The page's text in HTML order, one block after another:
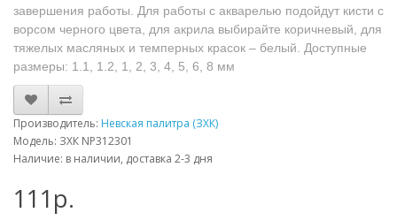
завершения работы. Для работы с акварелью подойдут кисти с
ворсом черного цвета, для акрила выбирайте коричневый, для
тяжелых масляных и темперных красок – белый. Доступные
размеры: 1.1, 1.2, 1, 2, 3, 4, 5, 6, 8 мм
Производитель: Невская палитра (ЗХК)
Модель: ЗХК NP312301
Наличие: в наличии, доставка 2-3 дня
111р.